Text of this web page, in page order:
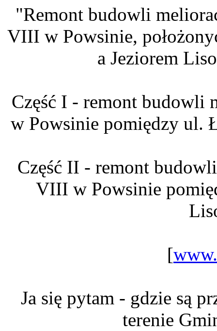
"Remont budowli
VIII w Powsinie,
a Jeziorem
Część I - remont budowli
w Powsinie pomiędzy ul.
Część II - remont
VIII w Powsinie
[
Ja się pytam - gdzie są
terenie